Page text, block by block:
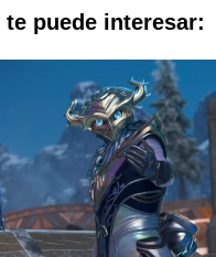
te puede interesar: